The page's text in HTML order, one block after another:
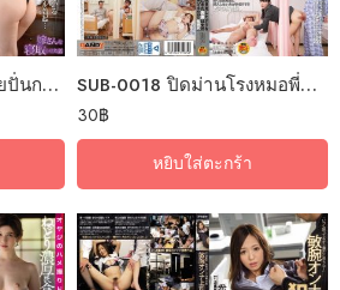
SUB-0017 ทีเด็ดคุณนายปั่นกระจายคนสู้ชีวิต SUB-0018 ปิดม่านโรงหมอพี่ขอไอซีเย
30฿
หยิบใส่ตะกร้า